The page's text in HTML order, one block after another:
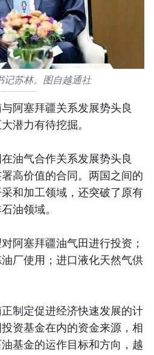
记苏林。图自越通社
阿塞拜疆关系发展势头良
潜力有待挖掘。
油气合作关系发展势头良
高价值的合同。两国之间的
和加工领域，还突破了原有
油领域。
阿塞拜疆油气田进行投资；
厂使用；进口液化天然气供
制定促进经济快速发展的计
资基金在内的资金来源，相
基金的运作目标和方向，越